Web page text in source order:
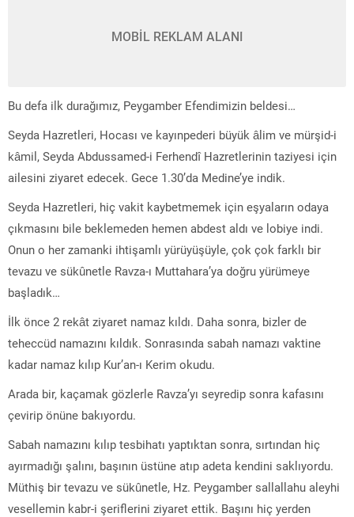
MOBİL REKLAM ALANI
Bu defa ilk durağımız, Peygamber Efendimizin beldesi…
Seyda Hazretleri, Hocası ve kayınpederi büyük âlim ve mürşid-i
kâmil, Seyda Abdussamed-i Ferhendî Hazretlerinin taziyesi için
ailesini ziyaret edecek. Gece 1.30’da Medine’ye indik.
Seyda Hazretleri, hiç vakit kaybetmemek için eşyaların odaya
çıkmasını bile beklemeden hemen abdest aldı ve lobiye indi.
Onun o her zamanki ihtişamlı yürüyüşüyle, çok çok farklı bir
tevazu ve sükûnetle Ravza-ı Muttahara’ya doğru yürümeye
başladık…
İlk önce 2 rekât ziyaret namaz kıldı. Daha sonra, bizler de
teheccüd namazını kıldık. Sonrasında sabah namazı vaktine
kadar namaz kılıp Kur’an-ı Kerim okudu.
Arada bir, kaçamak gözlerle Ravza’yı seyredip sonra kafasını
çevirip önüne bakıyordu.
Sabah namazını kılıp tesbihatı yaptıktan sonra, sırtından hiç
ayırmadığı şalını, başının üstüne atıp adeta kendini saklıyordu.
Müthiş bir tevazu ve sükûnetle, Hz. Peygamber sallallahu aleyhi
vesellemin kabr-i şeriflerini ziyaret ettik. Başını hiç yerden